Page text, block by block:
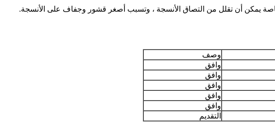
وصف
وافق
وافق
وافق
وافق
وافق
التقديم